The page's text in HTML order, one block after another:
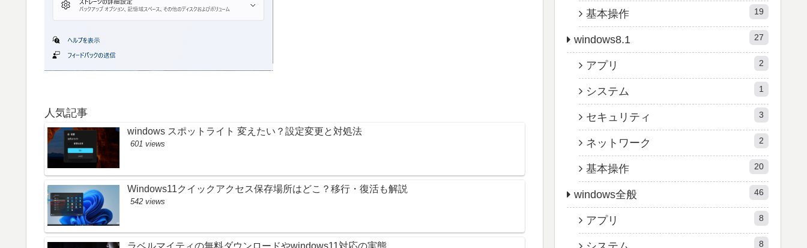
人気記事
windows スポットライト 変えたい？設定変更と対処法
601 views
Windows11クイックアクセス保存場所はどこ？移行・復活も解説
542 views
基本操作 19
windows8.1 27
アプリ 2
システム 1
セキュリティ 3
ネットワーク 2
基本操作 20
windows全般 46
アプリ 8
8